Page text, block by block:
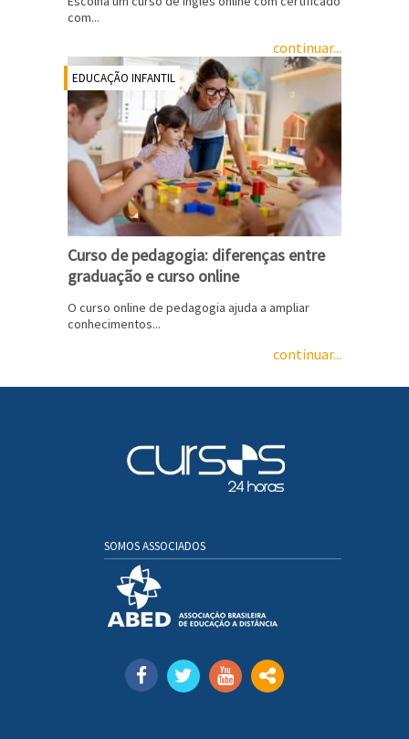
com...
continuar...
EDUCAÇÃO INFANTIL
Curso de pedagogia: diferenças entre
graduação e curso online
O curso online de pedagogia ajuda a ampliar
conhecimentos...
continuar...
SOMOS ASSOCIADOS